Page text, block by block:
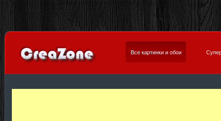
Все картинки и обои